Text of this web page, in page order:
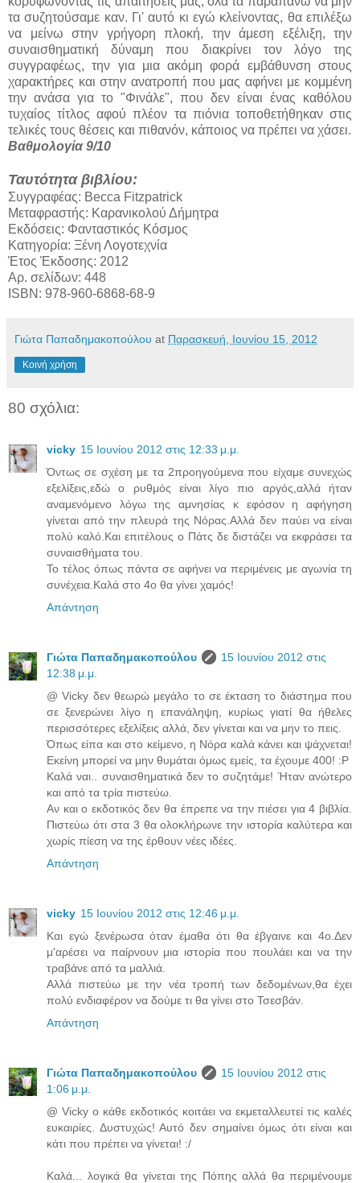
τα συζητούσαμε καν. Γι' αυτό κι εγώ κλείνοντας, θα επιλέξω
να μείνω στην γρήγορη πλοκή, την άμεση εξέλιξη, την
συναισθηματική δύναμη που διακρίνει τον λόγο της
συγγραφέως, την για μια ακόμη φορά εμβάθυνση στους
χαρακτήρες και στην ανατροπή που μας αφήνει με κομμένη
την ανάσα για το "Φινάλε", που δεν είναι ένας καθόλου
τυχαίος τίτλος αφού πλέον τα πιόνια τοποθετήθηκαν στις
τελικές τους θέσεις και πιθανόν, κάποιος να πρέπει να χάσει.
Βαθμολογία 9/10
Ταυτότητα βιβλίου:
Συγγραφέας: Becca Fitzpatrick
Μεταφραστής: Καρανικολού Δήμητρα
Εκδόσεις: Φανταστικός Κόσμος
Κατηγορία: Ξένη Λογοτεχνία
Έτος Έκδοσης: 2012
Αρ. σελίδων: 448
ISBN: 978-960-6868-68-9
Γιώτα Παπαδημακοπούλου at Παρασκευή, Ιουνίου 15, 2012
Κοινή χρήση
80 σχόλια:
vicky 15 Ιουνίου 2012 στις 12:33 μ.μ.
Όντως σε σχέση με τα 2προηγούμενα που είχαμε συνεχώς
εξελίξεις,εδώ ο ρυθμός είναι λίγο πιο αργός,αλλά ήταν
αναμενόμενο λόγω της αμνησίας κ εφόσον η αφήγηση
γίνεται από την πλευρά της Νόρας.Αλλά δεν παύει να είναι
πολύ καλό.Και επιτέλους ο Πάτς δε διστάζει να εκφράσει τα
συναισθήματα του.
Το τέλος όπως πάντα σε αφήνει να περιμένεις με αγωνία τη
συνέχεια.Καλά στο 4ο θα γίνει χαμός!
Απάντηση
Γιώτα Παπαδημακοπούλου
15 Ιουνίου 2012 στις
12:38 μ.μ.
@ Vicky δεν θεωρώ μεγάλο το σε έκταση το διάστημα που
σε ξενερώνει λίγο η επανάληψη, κυρίως γιατί θα ήθελες
περισσότερες εξελίξεις αλλά, δεν γίνεται και να μην το πεις.
Όπως είπα και στο κείμενο, η Νόρα καλά κάνει και ψάχνεται!
Εκείνη μπορεί να μην θυμάται όμως εμείς, τα έχουμε 400! :P
Καλά ναι.. συναισθηματικά δεν το συζητάμε! Ήταν ανώτερο
και από τα τρία πιστεύω.
Αν και ο εκδοτικός δεν θα έπρεπε να την πιέσει για 4 βιβλία.
Πιστεύω ότι στα 3 θα ολοκλήρωνε την ιστορία καλύτερα και
χωρίς πίεση να της έρθουν νέες ιδέες.
Απάντηση
vicky 15 Ιουνίου 2012 στις 12:46 μ.μ.
Και εγώ ξενέρωσα όταν έμαθα ότι θα έβγαινε και 4ο.Δεν
μ'αρέσει να παίρνουν μια ιστορία που πουλάει και να την
τραβάνε από τα μαλλιά.
Αλλά πιστεύω με την νέα τροπή των δεδομένων,θα έχει
πολύ ενδιαφέρον να δούμε τι θα γίνει στο Τσεσβάν.
Απάντηση
Γιώτα Παπαδημακοπούλου
15 Ιουνίου 2012 στις
1:06 μ.μ.
@ Vicky ο κάθε εκδοτικός κοιτάει να εκμεταλλευτεί τις καλές
ευκαιρίες. Δυστυχώς! Αυτό δεν σημαίνει όμως ότι είναι και
κάτι που πρέπει να γίνεται! :/
Καλά... λογικά θα γίνεται της Πόπης αλλά θα περιμένουμε